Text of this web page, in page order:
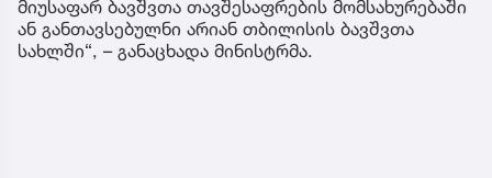
მიუსაფარ ბავშვთა თავშესაფრების მომსახურებაში
ან განთავსებულნი არიან თბილისის ბავშვთა
სახლში“, – განაცხადა მინისტრმა.